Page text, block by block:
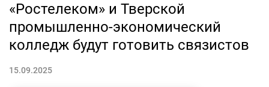
«Ростелеком» и Тверской
промышленно-экономический
колледж будут готовить связистов
15.09.2025